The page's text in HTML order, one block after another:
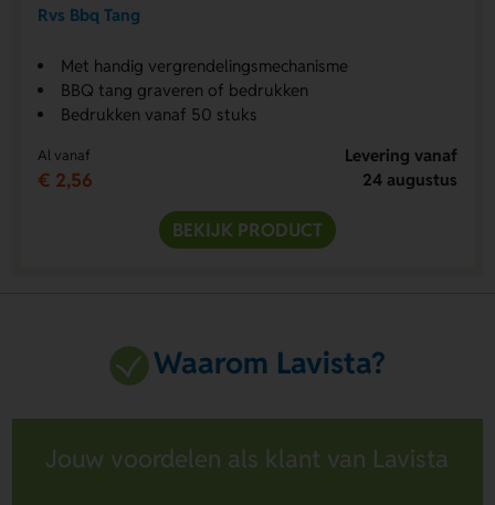
Rvs Bbq Tang
Met handig vergrendelingsmechanisme
BBQ tang graveren of bedrukken
Bedrukken vanaf 50 stuks
Al vanaf
€ 2,56
Levering vanaf
24 augustus
BEKIJK PRODUCT
Waarom Lavista?
Jouw voordelen als klant van Lavista